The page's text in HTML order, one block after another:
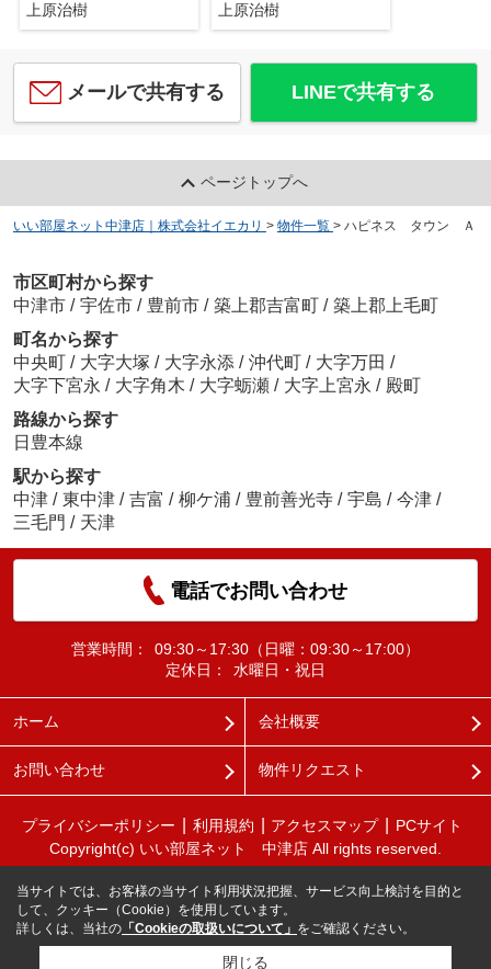
上原治樹 上原治樹
メールで共有する LINEで共有する
ページトップへ
いい部屋ネット中津店｜株式会社イエカリ > 物件一覧 > ハピネス タウン Ａ
市区町村から探す
中津市 / 宇佐市 / 豊前市 / 築上郡吉富町 / 築上郡上毛町
町名から探す
中央町 / 大字大塚 / 大字永添 / 沖代町 / 大字万田 /
大字下宮永 / 大字角木 / 大字蛎瀬 / 大字上宮永 / 殿町
路線から探す
日豊本線
駅から探す
中津 / 東中津 / 吉富 / 柳ケ浦 / 豊前善光寺 / 宇島 / 今津 /
三毛門 / 天津
電話でお問い合わせ
営業時間：
09:30～17:30（日曜：09:30～17:00）
定休日：
水曜日・祝日
ホーム 会社概要
お問い合わせ 物件リクエスト
プライバシーポリシー 利用規約 アクセスマップ
PCサイト
Copyright(c) いい部屋ネット 中津店 All rights reserved.
当サイトでは、お客様の当サイト利用状況把握、サービス向上検討を目的と
して、クッキー（Cookie）を使用しています。
詳しくは、当社の 「Cookieの取扱いについて」 をご確認ください。
閉じる